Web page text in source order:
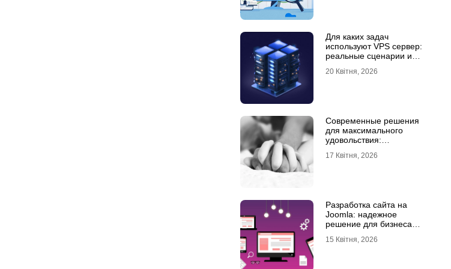
Для каких задач
используют VPS сервер:
реальные сценарии и
20 Квітня, 2026
Современные решения
для максимального
удовольствия:
и Womanizer для женщин
17 Квітня, 2026
Разработка сайта на
Joomla: надежное
решение для бизнеса
15 Квітня, 2026